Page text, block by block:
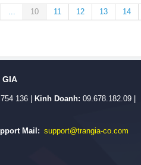
10 11 12 13 14
GIA
136 | Kinh Doanh: 09.678.182.09 |
Mail: support@trangia-co.com